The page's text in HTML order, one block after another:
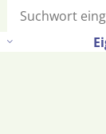
Suche